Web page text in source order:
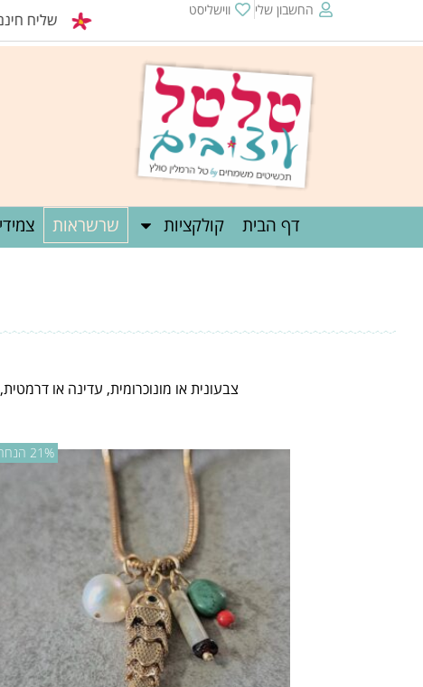
החשבון שלי ווישליסט
שליח חינם מעל 450
דף הבית קולקציות שרשראות
צבעונית או מונוכרומית, עדינה או
21% הנחה